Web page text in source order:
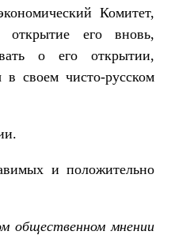
Комитет,
открытие его вновь,
о его открытии,
в своем чисто-русском
и положительно
общественном мнении